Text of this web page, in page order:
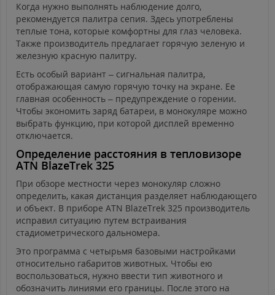
Когда нужно выполнять наблюдение долго,
рекомендуется палитра сепия. Здесь употреблены
теплые тона, которые комфортны для глаз человека.
Также производитель предлагает горячую зеленую и
железную красную палитру.
Есть особый вариант – сигнальная палитра,
отображающая самую горячую точку на экране. Ее
главная особенность – предупреждение о горении.
Чтобы экономить заряд батареи, в монокуляре можно
выбрать функцию, при которой дисплей временно
отключается.
Определение расстояния в тепловизоре
ATN BlazeTrek 325
При обзоре местности через монокуляр сложно
определить, какая дистанция разделяет наблюдающего
и объект. В приборе ATN BlazeTrek 325 производитель
исправил ситуацию путем встраивания
стадиометрического дальномера.
Это программа с четырьмя базовыми настройками
относительно габаритов животных. Чтобы ею
воспользоваться, нужно ввести тип животного и
обозначить линиями его границы. После этого на